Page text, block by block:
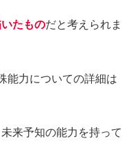
たものだと考えられま
能力についての詳細は
来予知の能力を持って